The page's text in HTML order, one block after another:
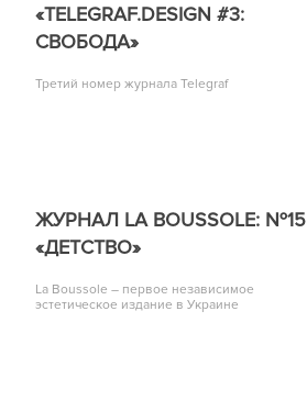
«TELEGRAF.DESIGN #3:
СВОБОДА»
Третий номер журнала Telegraf
ЖУРНАЛ LA BOUSSOLE: №15
«ДЕТСТВО»
La Boussole – первое независимое
эстетическое издание в Украине